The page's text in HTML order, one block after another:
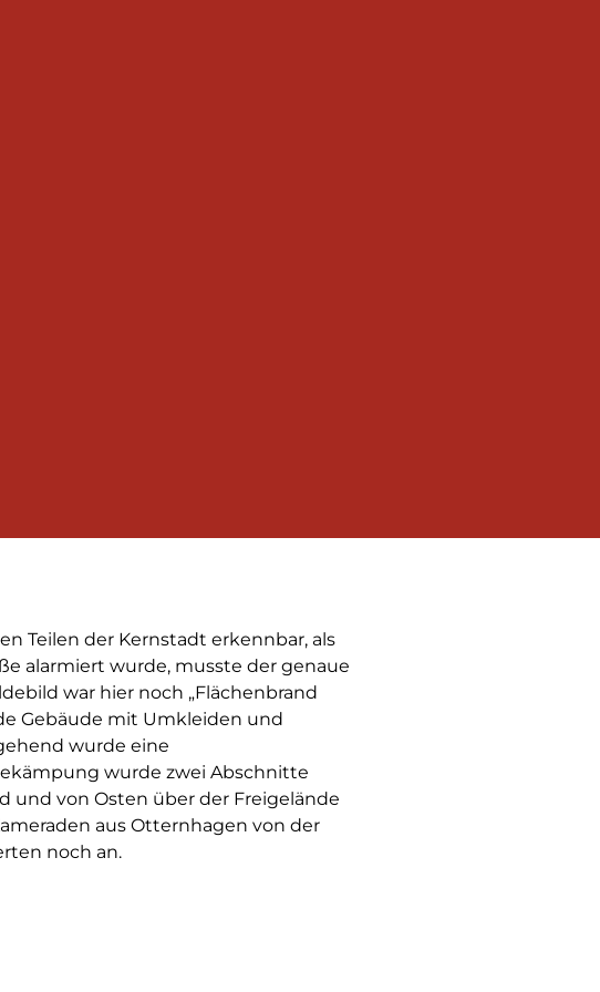
Teilen der Kernstadt erkennbar, als
alarmiert wurde, musste der genaue
war hier noch „Flächenbrand
Gebäude mit Umkleiden und
wurde eine
wurde zwei Abschnitte
und von Osten über der Freigelände
aus Otternhagen von der
noch an.